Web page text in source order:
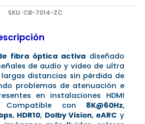
SKU: CB-7014-ZC
de fibra óptica activadiseñado
de audio y video de ultra
distancias sin pérdida de
problemas de atenuación e
en instalaciones HDMI
Compatible con 8K@60Hz,
, HDR10, Dolby Vision, eARC y